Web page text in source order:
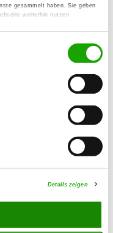
gesammelt haben. Sie geben
weiterhin nutzen.
Details zeigen